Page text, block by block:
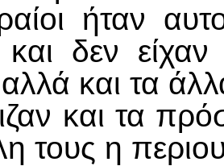
ήταν
δεν
και τα
και τα
τους η